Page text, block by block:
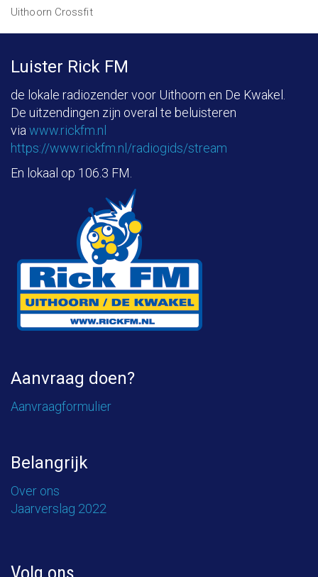
Uithoorn Crossfit
Luister Rick FM
de lokale radiozender voor Uithoorn en De Kwakel.
De uitzendingen zijn overal te beluisteren
via www.rickfm.nl
https://www.rickfm.nl/radiogids/stream
En lokaal op 106.3 FM.
Aanvraag doen?
Aanvraagformulier
Belangrijk
Over ons
Jaarverslag 2022
Volg ons